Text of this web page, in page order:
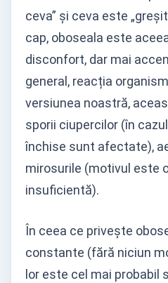
ceva” și ceva este
cap, oboseala este
disconfort, dar mai
general, reacția
versiunea noastră,
sporii ciupercilor (în
închise sunt afectate),
mirosurile (motivul este
insuficientă).
În ceea ce privește
constante (fără niciun
lor este cel mai probabil